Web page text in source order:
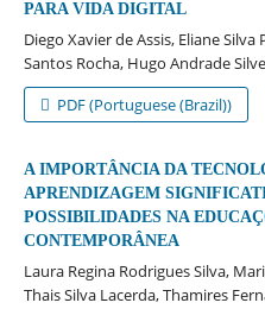
PARA VIDA DIGITAL
Diego Xavier de Assis, Eliane
Santos Rocha, Hugo Andrade
PDF (Portuguese (Brazil))
A IMPORTÂNCIA DA
APRENDIZAGEM
POSSIBILIDADES NA
CONTEMPORÂNEA
Laura Regina Rodrigues Silva,
Thais Silva Lacerda, Thamires